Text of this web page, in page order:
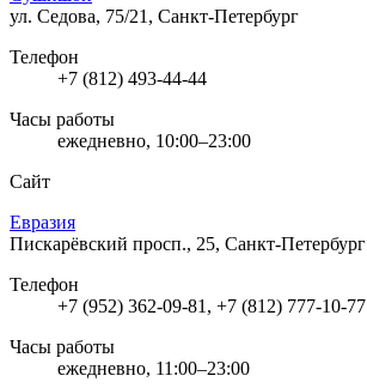
ул. Седова, 75/21, Санкт-Петербург
Телефон
+7 (812) 493-44-44
Часы работы
ежедневно, 10:00–23:00
Сайт
Евразия
Пискарёвский просп., 25, Санкт-Петербург
Телефон
+7 (952) 362-09-81, +7 (812) 777-10-77
Часы работы
ежедневно, 11:00–23:00